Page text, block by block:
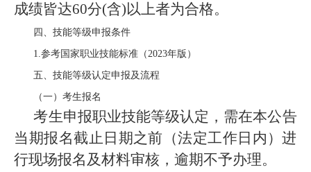
成绩皆达60分(含)以上者为合格。
四、技能等级申报条件
1.参考国家职业技能标准（2023年版）
五、技能等级认定申报及流程
（一）考生报名
考生申报职业技能等级认定，需在本公告
当期报名截止日期之前（法定工作日内）进
行现场报名及材料审核，逾期不予办理。